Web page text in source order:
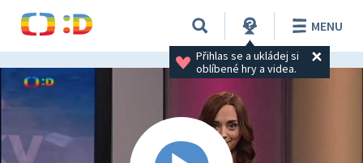
Přihlas se a ukládej si
oblíbené hry a videa.
MENU